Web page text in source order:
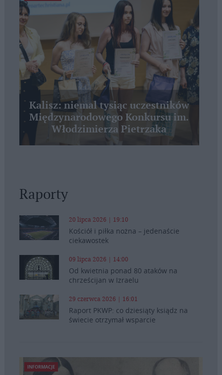
Kalisz: niemal tysiąc uczestników
Międzynarodowego Konkursu im.
Włodzimierza Pietrzaka
Raporty
20 lipca 2026 | 19:10
Kościół i piłka nożna – jedenaście
ciekawostek
09 lipca 2026 | 14:00
Od kwietnia ponad 80 ataków na
chrześcijan w Izraelu
29 czerwca 2026 | 16:01
Raport PKWP: co dziesiąty ksiądz na
świecie otrzymał wsparcie
INFORMACJE